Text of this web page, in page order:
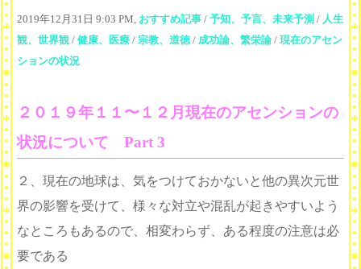
2019年12月31日 9:03 PM, おすすめ記事 / 予知、予言、未来予測 / 人生
観、世界観 / 健康、医療 / 宗教、道徳/ 成功論、繁栄論 / 現在のアセン
ションの状況
２０１９年１１〜１２月現在のアセンションの
状況について Part 3
２、現在の地球は、気をつけておかないと他の異次元世
界の影響を受けて、様々な対立や混乱が起きやすいよう
なところもあるので、相変わらず、ある程度の注意は必
要である